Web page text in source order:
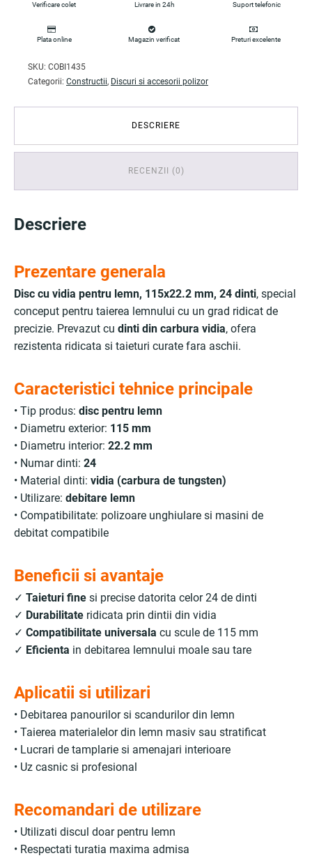
Verificare colet Livrare in 24h Suport telefonic
Plata online Magazin verificat Preturi excelente
SKU: COBI1435
Categorii: Constructii, Discuri si accesorii polizor
DESCRIERE
RECENZII (0)
Descriere
Prezentare generala
Disc cu vidia pentru lemn, 115x22.2 mm, 24 dinti, special
conceput pentru taierea lemnului cu un grad ridicat de
precizie. Prevazut cu dinti din carbura vidia, ofera
rezistenta ridicata si taieturi curate fara aschii.
Caracteristici tehnice principale
• Tip produs: disc pentru lemn
• Diametru exterior: 115 mm
• Diametru interior: 22.2 mm
• Numar dinti: 24
• Material dinti: vidia (carbura de tungsten)
• Utilizare: debitare lemn
• Compatibilitate: polizoare unghiulare si masini de
debitat compatibile
Beneficii si avantaje
✓ Taieturi fine si precise datorita celor 24 de dinti
✓ Durabilitate ridicata prin dintii din vidia
✓ Compatibilitate universala cu scule de 115 mm
✓ Eficienta in debitarea lemnului moale sau tare
Aplicatii si utilizari
• Debitarea panourilor si scandurilor din lemn
• Taierea materialelor din lemn masiv sau stratificat
• Lucrari de tamplarie si amenajari interioare
• Uz casnic si profesional
Recomandari de utilizare
• Utilizati discul doar pentru lemn
• Respectati turatia maxima admisa